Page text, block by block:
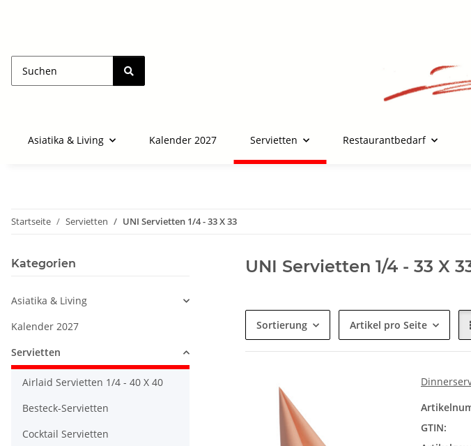
Asiatika & Living Kalender 2027 Servietten Restaurantbedarf
Startseite Servietten UNI Servietten 1/4 - 33 X 33
UNI Servietten 1/4 - 33 X
Sortierung Artikel pro Seite
GTIN:
Kategorien
Asiatika & Living
Kalender 2027
Servietten
Airlaid Servietten 1/4 - 40 X 40
Besteck-Servietten
Cocktail Servietten